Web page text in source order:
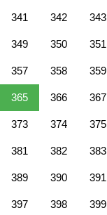
341 342 343
349 350 351
357 358 359
365 366 367
373 374 375
381 382 383
389 390 391
397 398 399